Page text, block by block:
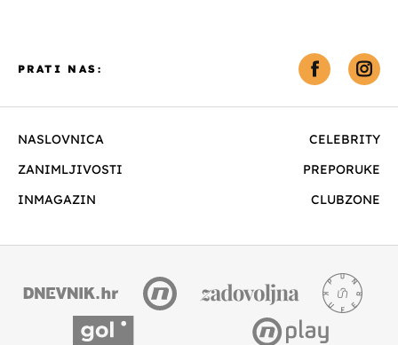
NASLOVNICA
CELEBRITY
ZANIMLJIVOSTI
PREPORUKE
INMAGAZIN
CLUBZONE
PRATI NAS: